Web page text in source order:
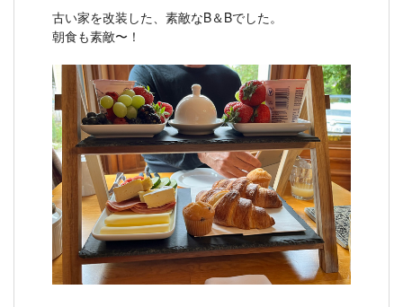
古い家を改装した、素敵なB＆Bでした。
朝食も素敵〜！